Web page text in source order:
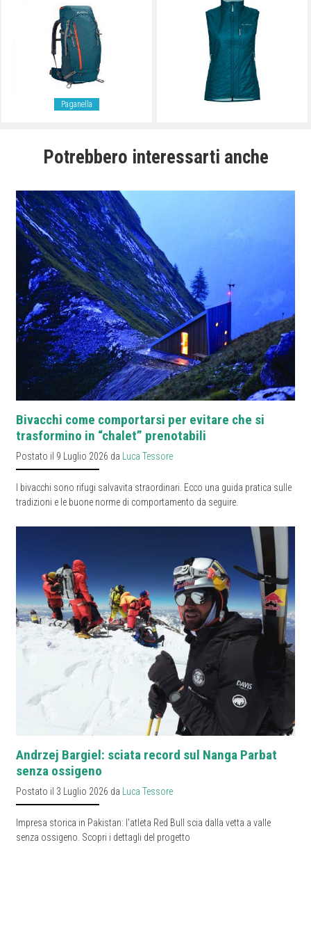
Paganella
Potrebbero interessarti anche
Bivacchi come comportarsi per evitare che si
trasformino in “chalet” prenotabili
Postato il 9 Luglio 2026 da Luca Tessore
I bivacchi sono rifugi salvavita straordinari. Ecco una guida pratica sulle
tradizioni e le buone norme di comportamento da seguire.
Andrzej Bargiel: sciata record sul Nanga Parbat
senza ossigeno
Postato il 3 Luglio 2026 da Luca Tessore
Impresa storica in Pakistan: l'atleta Red Bull scia dalla vetta a valle
senza ossigeno. Scopri i dettagli del progetto